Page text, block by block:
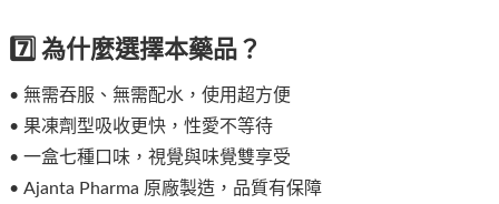
7️⃣ 為什麼選擇本藥品？
• 無需吞服、無需配水，使用超方便
• 果凍劑型吸收更快，性愛不等待
• 一盒七種口味，視覺與味覺雙享受
• Ajanta Pharma 原廠製造，品質有保障